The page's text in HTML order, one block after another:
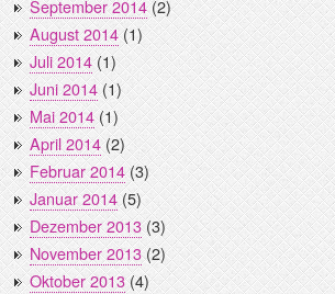
September 2014(2)
August 2014(1)
Juli 2014(1)
Juni 2014(1)
Mai 2014(1)
April 2014(2)
Februar 2014(3)
Januar 2014(5)
Dezember 2013(3)
November 2013(2)
Oktober 2013(4)